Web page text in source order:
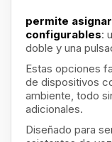
permite
configurables:
doble y una
Estas opciones
de dispositivos
ambiente, todo
adicionales.
Diseñado para